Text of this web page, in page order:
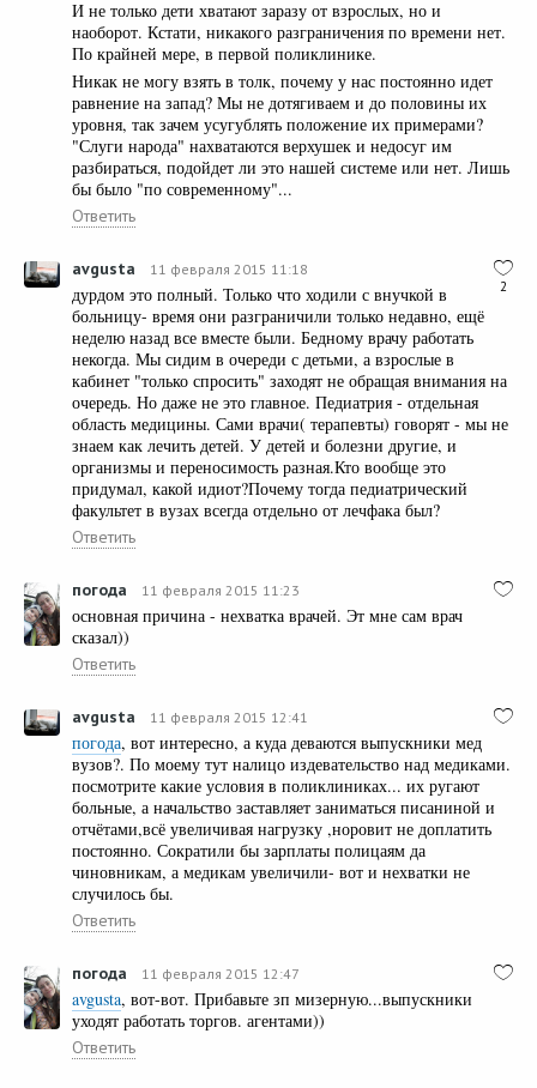
И не только дети хватают заразу от взрослых, но и
наоборот. Кстати, никакого разграничения по времени нет.
По крайней мере, в первой поликлинике.
Никак не могу взять в толк, почему у нас постоянно идет
равнение на запад? Мы не дотягиваем и до половины их
уровня, так зачем усугублять положение их примерами?
"Слуги народа" нахватаются верхушек и недосуг им
разбираться, подойдет ли это нашей системе или нет. Лишь
бы было "по современному"...
Ответить
2
avgusta 11 февраля 2015 11:18
дурдом это полный. Только что ходили с внучкой в
больницу- время они разграничили только недавно, ещё
неделю назад все вместе были. Бедному врачу работать
некогда. Мы сидим в очереди с детьми, а взрослые в
кабинет "только спросить" заходят не обращая внимания на
очередь. Но даже не это главное. Педиатрия - отдельная
область медицины. Сами врачи( терапевты) говорят - мы не
знаем как лечить детей. У детей и болезни другие, и
организмы и переносимость разная.Кто вообще это
придумал, какой идиот?Почему тогда педиатрический
факультет в вузах всегда отдельно от лечфака был?
Ответить
погода 11 февраля 2015 11:23
основная причина - нехватка врачей. Эт мне сам врач
сказал))
Ответить
avgusta 11 февраля 2015 12:41
погода, вот интересно, а куда деваются выпускники мед
вузов?. По моему тут налицо издевательство над медиками.
посмотрите какие условия в поликлиниках... их ругают
больные, а начальство заставляет заниматься писаниной и
отчётами,всё увеличивая нагрузку ,норовит не доплатить
постоянно. Сократили бы зарплаты полицаям да
чиновникам, а медикам увеличили- вот и нехватки не
случилось бы.
Ответить
погода 11 февраля 2015 12:47
avgusta, вот-вот. Прибавьте зп мизерную...выпускники
уходят работать торгов. агентами))
Ответить